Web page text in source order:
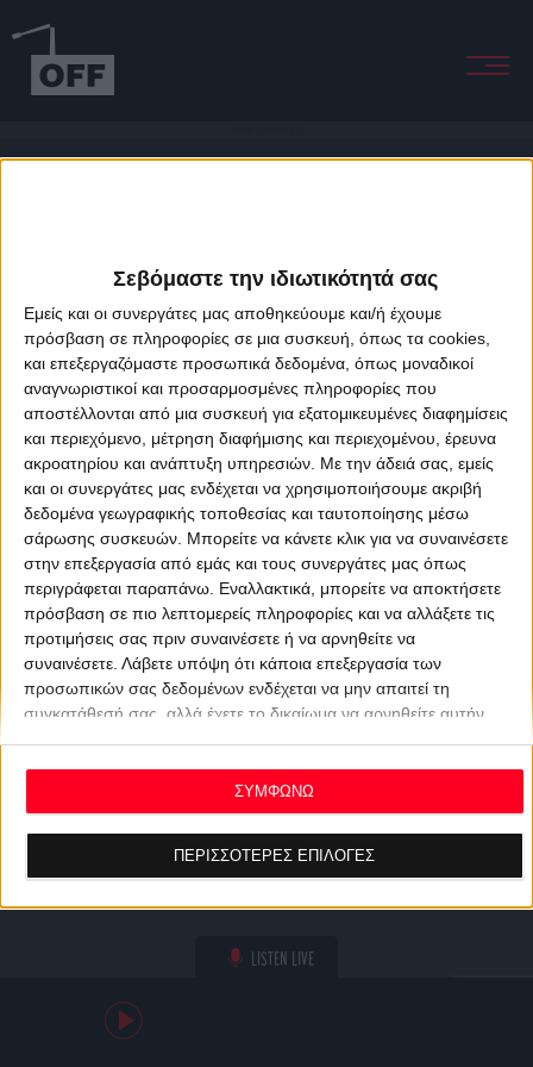
Σεβόμαστε την ιδιωτικότητά σας
Εμείς και οι συνεργάτες μας αποθηκεύουμε και/ή έχουμε
πρόσβαση σε πληροφορίες σε μια συσκευή, όπως τα cookies,
και επεξεργαζόμαστε προσωπικά δεδομένα, όπως μοναδικοί
αναγνωριστικοί και προσαρμοσμένες πληροφορίες που
αποστέλλονται από μια συσκευή για εξατομικευμένες διαφημίσεις
και περιεχόμενο, μέτρηση διαφήμισης και περιεχομένου, έρευνα
ακροατηρίου και ανάπτυξη υπηρεσιών. Με την άδειά σας, εμείς
και οι συνεργάτες μας ενδέχεται να χρησιμοποιήσουμε ακριβή
δεδομένα γεωγραφικής τοποθεσίας και ταυτοποίησης μέσω
σάρωσης συσκευών. Μπορείτε να κάνετε κλικ για να συναινέσετε
στην επεξεργασία από εμάς και τους συνεργάτες μας όπως
περιγράφεται παραπάνω. Εναλλακτικά, μπορείτε να αποκτήσετε
πρόσβαση σε πιο λεπτομερείς πληροφορίες και να αλλάξετε τις
προτιμήσεις σας πριν συναινέσετε ή να αρνηθείτε να
συναινέσετε. Λάβετε υπόψη ότι κάποια επεξεργασία των
προσωπικών σας δεδομένων ενδέχεται να μην απαιτεί τη
συγκατάθεσή σας, αλλά έχετε το δικαίωμα να αρνηθείτε αυτήν
ανακαλέσετε τη συγκατάθεσή σας ανά πάσα στιγμή
επιστρέφοντας σε αυτόν τον ιστότοπο και κάνοντας κλικ στο
κουμπί "Απορρήτου" στο κάτω μέρος της ιστοσελίδας.
ΠΕΡΙΣΣΟΤΕΡΕΣ ΕΠΙΛΟΓΕΣ
ΣΥΜΦΩΝΩ
LISTEN LIVE
About Offradio Business Class Terms & Conditions
Privacy Policy
Designed & developed byporcupine colors&Fotis Alexandrou